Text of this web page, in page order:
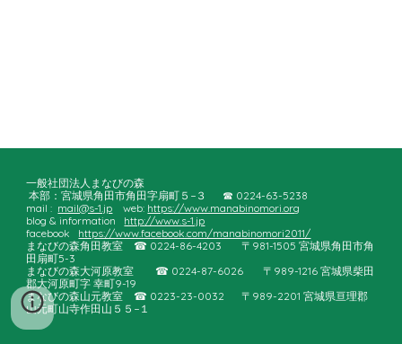
一般社団法人まなびの森
本部：宮城県角田市角田字扇町５−３ ☎︎ 0224-63-5238
mail : mail@s-1.jp web: https://www.manabinomori.org
blog & information http://www.s-1.jp
facebook https://www.facebook.com/manabinomori2011/
まなびの森角田教室
☎︎ 0224-86-4203
〒981-1505 宮城県角田市角
田扇町5-3
まなびの森大河原教室
☎︎ 0224-87-6026
〒989-1216 宮城県柴田
郡大河原町字 幸町9-19
まなびの森山元教室 ☎︎ 0223-23-0032
〒989-2201 宮城県亘理郡
山元町山寺作田山５５−１